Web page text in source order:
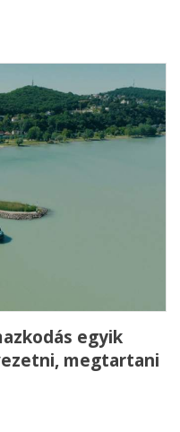
egyik
megtartani